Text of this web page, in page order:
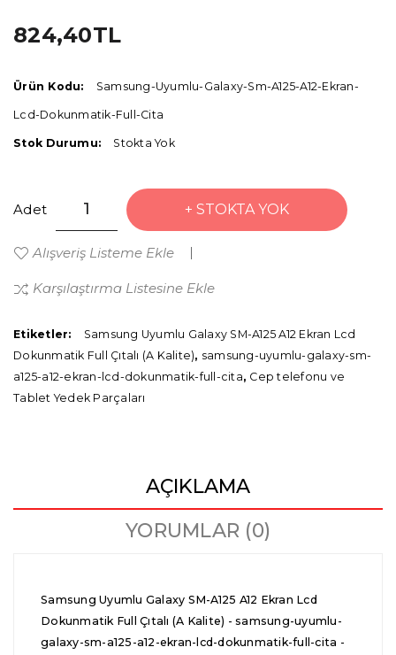
824,40TL
Ürün Kodu: Samsung-Uyumlu-Galaxy-Sm-A125-A12-Ekran-
Lcd-Dokunmatik-Full-Cita
Stok Durumu: Stokta Yok
Adet STOKTA YOK
Alışveriş Listeme Ekle
Karşılaştırma Listesine Ekle
Etiketler:
Samsung Uyumlu Galaxy SM-A125 A12 Ekran Lcd
Dokunmatik Full Çıtalı (A Kalite), samsung-uyumlu-galaxy-sm-
a125-a12-ekran-lcd-dokunmatik-full-cita, Cep telefonu ve
Tablet Yedek Parçaları
AÇIKLAMA
YORUMLAR (0)
Samsung Uyumlu Galaxy SM-A125 A12 Ekran Lcd
Dokunmatik Full Çıtalı (A Kalite) - samsung-uyumlu-
galaxy-sm-a125-a12-ekran-lcd-dokunmatik-full-cita -